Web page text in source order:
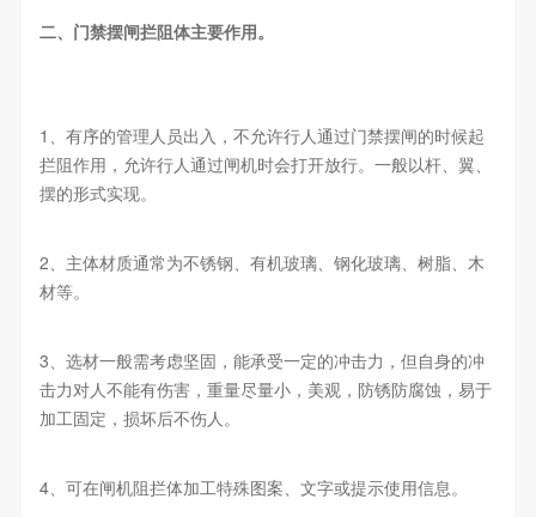
二、门禁摆闸拦阻体主要作用。
1、有序的管理人员出入，不允许行人通过门禁摆闸的时候起
拦阻作用，允许行人通过闸机时会打开放行。一般以杆、翼、
摆的形式实现。
2、主体材质通常为不锈钢、有机玻璃、钢化玻璃、树脂、木
材等。
3、选材一般需考虑坚固，能承受一定的冲击力，但自身的冲
击力对人不能有伤害，重量尽量小，美观，防锈防腐蚀，易于
加工固定，损坏后不伤人。
4、可在闸机阻拦体加工特殊图案、文字或提示使用信息。